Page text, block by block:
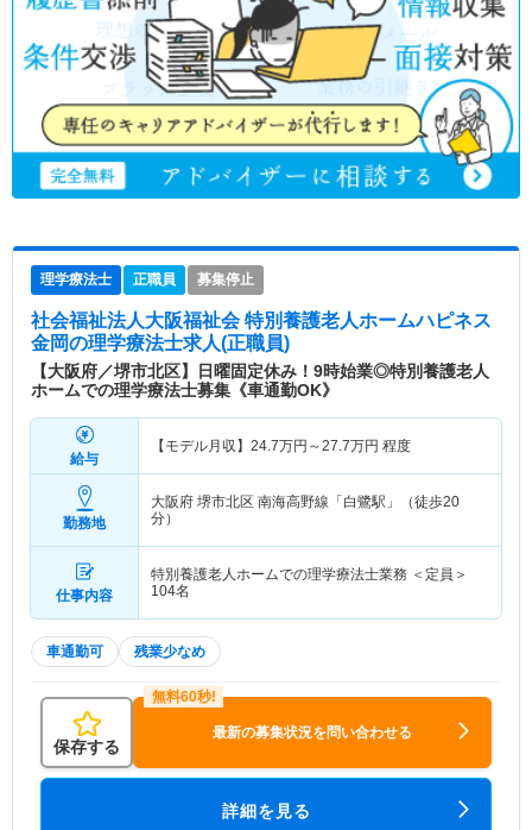
理学療法士 正職員 募集停止
社会福祉法人大阪福祉会 特別養護老人ホームハピネス
金岡の理学療法士求人(正職員)
【大阪府／堺市北区】日曜固定休み！9時始業◎特別養護老人
ホームでの理学療法士募集《車通勤OK》
給与
【モデル月収】 24.7万円～27.7万円 程度
勤務地
大阪府 堺市北区 南海高野線「白鷺駅」（徒歩20
分）
仕事内容
特別養護老人ホームでの理学療法士業務 ＜定員＞
104名
車通勤可 残業少なめ
保存する
最新の募集状況を問い合わせる
詳細を見る